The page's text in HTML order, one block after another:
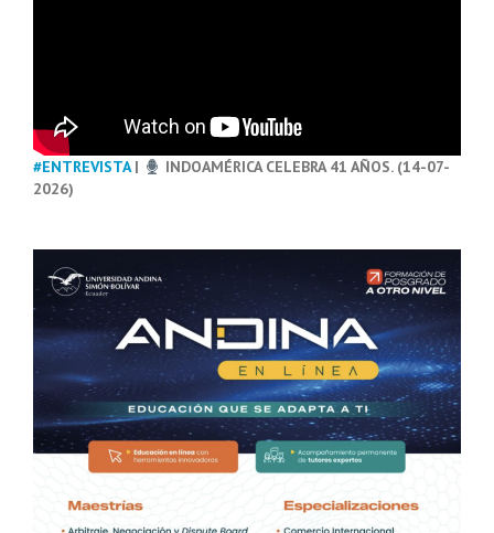
#ENTREVISTA|
INDOAMÉRICA CELEBRA 41 AÑOS. (14-07-
2026)